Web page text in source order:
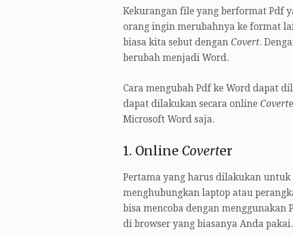
Kekurangan file yang berformat Pdf
orang ingin merubahnya ke format
biasa kita sebut dengan Covert.
berubah menjadi Word.
Cara mengubah Pdf ke Word dapat
dapat dilakukan secara online Covert
Microsoft Word saja.
1. Online Coverter
Pertama yang harus dilakukan
menghubungkan laptop atau
bisa mencoba dengan menggunakan
di browser yang biasanya Anda pakai.